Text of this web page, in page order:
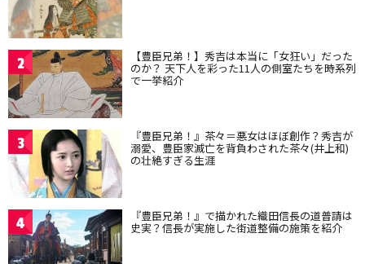
2 【豊臣兄弟！】秀吉は本当に「女狂い」だった
のか？ 天下人を彩った11人の側室たちを時系列
で一挙紹介
3 『豊臣兄弟！』茶々＝悪女はほぼ創作？秀吉が
溺愛、豊臣家滅亡を背負わされた茶々(井上和)
の壮絶すぎる生涯
4 『豊臣兄弟！』で描かれた織田信長の道普請は
史実？信長が実施した街道整備の施策を紹介